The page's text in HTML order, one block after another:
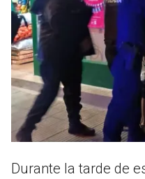
Durante la tarde de